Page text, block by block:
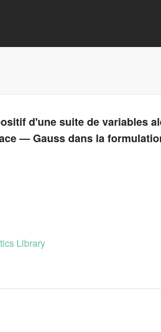
d'une suite de variables
— Gauss dans la
Library